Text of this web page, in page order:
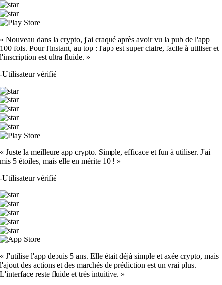
« Nouveau dans la crypto, j'ai craqué après avoir vu la pub de l'app
100 fois. Pour l'instant, au top : l'app est super claire, facile à utiliser et
l'inscription est ultra fluide. »
-Utilisateur vérifié
« Juste la meilleure app crypto. Simple, efficace et fun à utiliser. J'ai
mis 5 étoiles, mais elle en mérite 10 ! »
-Utilisateur vérifié
« J'utilise l'app depuis 5 ans. Elle était déjà simple et axée crypto, mais
l'ajout des actions et des marchés de prédiction est un vrai plus.
L'interface reste fluide et très intuitive. »